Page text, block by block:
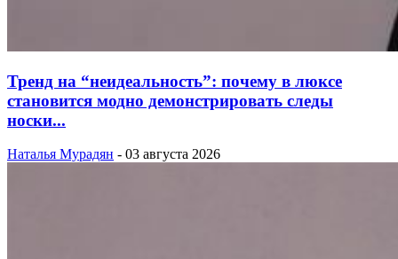
Тренд на “неидеальность”: почему в люксе
становится модно демонстрировать следы
носки...
Наталья Мурадян - 03 августа 2026